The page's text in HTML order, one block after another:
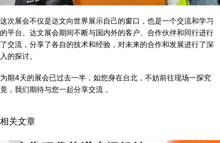
这次展会不仅是达文向世界展示自己的窗口，也是一个交流和学习
的平台。达文展会期间不断与国内外的客户、合作伙伴和同行进行
了交流，分享了各自的技术和经验，对未来的合作和发展进行了深
入的探讨。
为期4天的展会已过去一半，如您身在台北，不妨前往现场一探究
竟，我们期待与您一起分享交流 。
相关文章